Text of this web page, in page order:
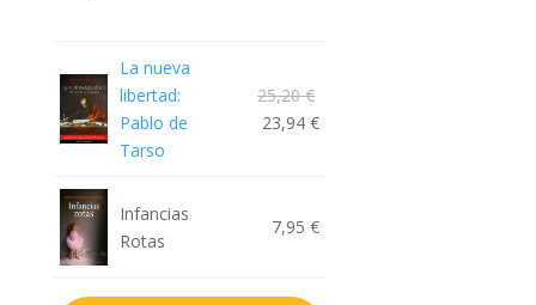
original
era:
31,95 €.
precio
actual
es:
La nueva
libertad:
Pablo de
Tarso
25,20€
23,94€
Infancias
Rotas
7,95€